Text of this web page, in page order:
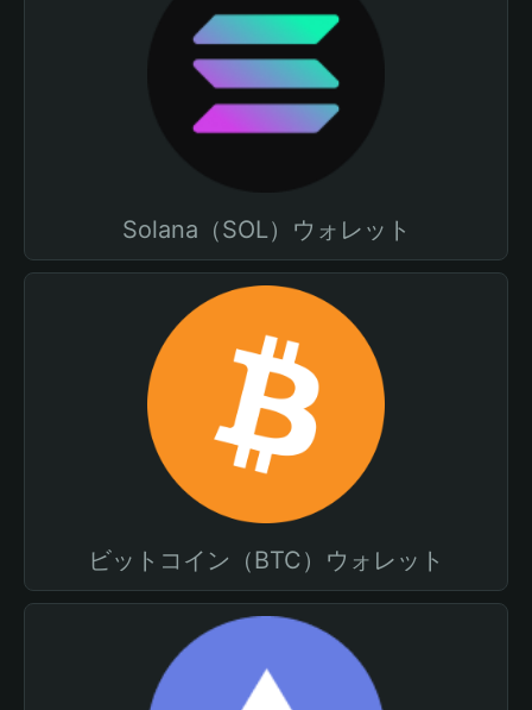
Solana（SOL）ウォレット
ビットコイン（BTC）ウォレット